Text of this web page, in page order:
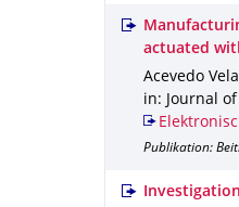
actuated
Acevedo
in: Journal
Publikation: